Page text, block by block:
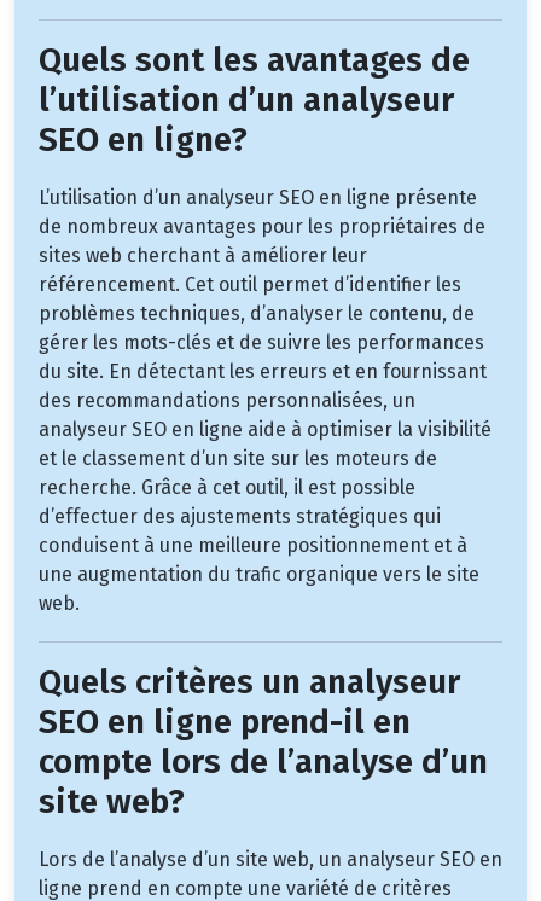
Quels sont les avantages de
l’utilisation d’un analyseur
SEO en ligne?
L’utilisation d’un analyseur SEO en ligne présente
de nombreux avantages pour les propriétaires de
sites web cherchant à améliorer leur
référencement. Cet outil permet d’identifier les
problèmes techniques, d’analyser le contenu, de
gérer les mots-clés et de suivre les performances
du site. En détectant les erreurs et en fournissant
des recommandations personnalisées, un
analyseur SEO en ligne aide à optimiser la visibilité
et le classement d’un site sur les moteurs de
recherche. Grâce à cet outil, il est possible
d’effectuer des ajustements stratégiques qui
conduisent à une meilleure positionnement et à
une augmentation du trafic organique vers le site
web.
Quels critères un analyseur
SEO en ligne prend-il en
compte lors de l’analyse d’un
site web?
Lors de l’analyse d’un site web, un analyseur SEO en
ligne prend en compte une variété de critères